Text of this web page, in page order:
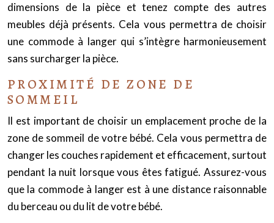
dimensions de la pièce et tenez compte des autres
meubles déjà présents. Cela vous permettra de choisir
une commode à langer qui s’intègre harmonieusement
sans surcharger la pièce.
PROXIMITÉ DE ZONE DE
SOMMEIL
Il est important de choisir un emplacement proche de la
zone de sommeil de votre bébé. Cela vous permettra de
changer les couches rapidement et efficacement, surtout
pendant la nuit lorsque vous êtes fatigué. Assurez-vous
que la commode à langer est à une distance raisonnable
du berceau ou du lit de votre bébé.